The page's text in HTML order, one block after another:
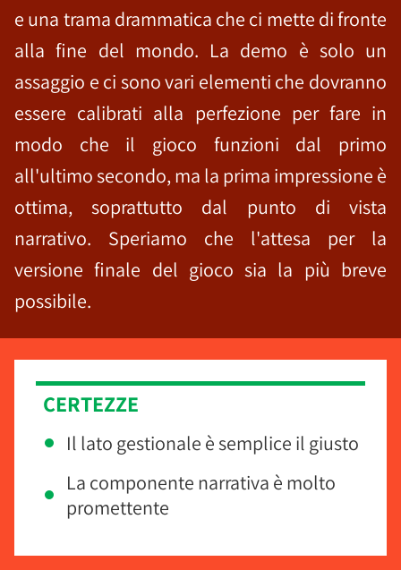
e una trama drammatica che ci mette di fronte
alla fine del mondo. La demo è solo un
assaggio e ci sono vari elementi che dovranno
essere calibrati alla perfezione per fare in
modo che il gioco funzioni dal primo
all'ultimo secondo, ma la prima impressione è
ottima, soprattutto dal punto di vista
narrativo. Speriamo che l'attesa per la
versione finale del gioco sia la più breve
possibile.
CERTEZZE
Il lato gestionale è semplice il giusto
La componente narrativa è molto
promettente